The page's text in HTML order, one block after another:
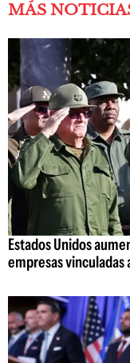
MÁS
Estados Unidos
empresas vinculadas